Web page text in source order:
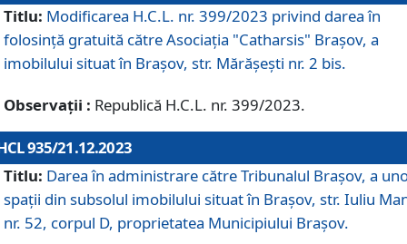
Titlu: Modificarea H.C.L. nr. 399/2023 privind darea în
folosinţă gratuită către Asociaţia "Catharsis" Brașov, a
imobilului situat în Braşov, str. Mărăşeşti nr. 2 bis.
Observații : Republică H.C.L. nr. 399/2023.
935/21.12.2023
Titlu: Darea în administrare către Tribunalul Brașov, a
spații din subsolul imobilului situat în Brașov, str. Iuliu
nr. 52, corpul D, proprietatea Municipiului Brașov.